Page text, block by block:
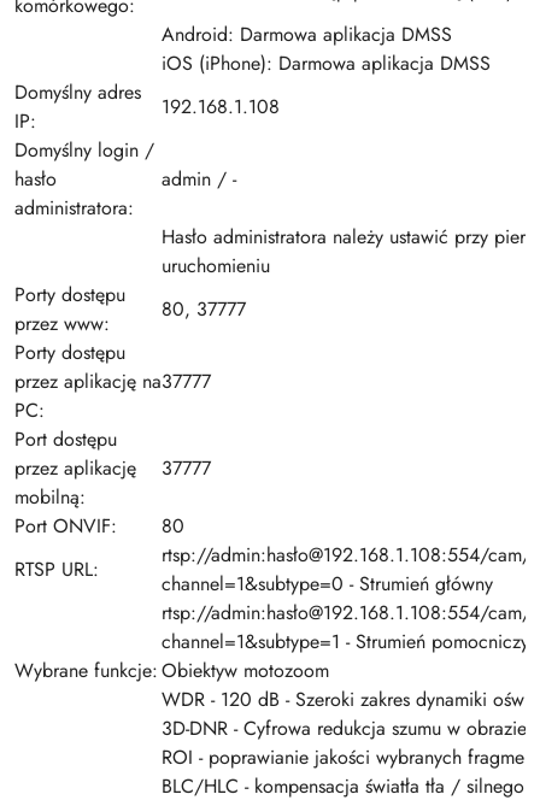
Android: Darmowa aplikacja DMSS
iOS (iPhone): Darmowa aplikacja DMSS
Domyślny adres
IP:
192.168.1.108
Domyślny login /
hasło
administratora:
admin / -
Hasło administratora należy ustawić przy
uruchomieniu
Porty dostępu
przez www:
80, 37777
Porty dostępu
przez aplikację na
PC:
37777
Port dostępu
przez aplikację
mobilną:
37777
Port ONVIF:
80
RTSP URL:
rtsp://admin:hasło@192.168.1.108:554/cam/
channel=1&subtype=0 - Strumień główny
rtsp://admin:hasło@192.168.1.108:554/cam/
channel=1&subtype=1 - Strumień pomocniczy
Wybrane funkcje:Obiektyw motozoom
WDR - 120 dB - Szeroki zakres dynamiki
3D-DNR - Cyfrowa redukcja szumu w obrazie
ROI - poprawianie jakości wybranych
BLC/HLC - kompensacja światła tła / silnego